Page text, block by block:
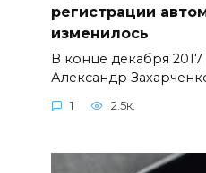
регистрации
изменилось
В конце декабря
Александр
1 2.5к.